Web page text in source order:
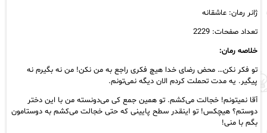
عدد
ژانر رمان: عاشقانه
تعداد صفحات: 2229
خلاصه رمان:
تو فکر نکن… محض رضای خدا هیچ فکری راجع به من نکن! من نه بگیرم نه
پیگیر. یه مدت تحملت کردم الان دیگه نمی‌تونم.
آقا نمیتونم! خجالت می‌کشم. تو همین جمع کی می‌دونسته من با این دختر
دوستم؟ هیچکس! تو اینقدر سطح پایینی که حتی خجالت می‌کشم به دوستامون
بگم با منی!